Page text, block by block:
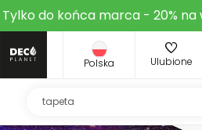
Tylko do końca marca - 20%
Polska Ulubione